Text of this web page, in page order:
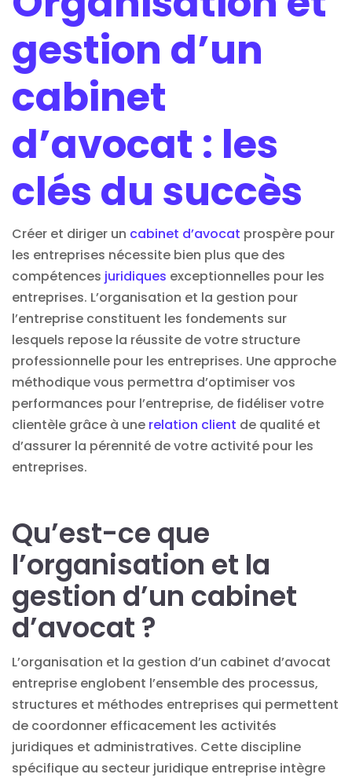
gestion d’un
cabinet
d’avocat : les
clés du succès
Créer et diriger un cabinet d’avocat prospère pour
les entreprises nécessite bien plus que des
compétences juridiques exceptionnelles pour les
entreprises. L’organisation et la gestion pour
l’entreprise constituent les fondements sur
lesquels repose la réussite de votre structure
professionnelle pour les entreprises. Une approche
méthodique vous permettra d’optimiser vos
performances pour l’entreprise, de fidéliser votre
clientèle grâce à une relation client de qualité et
d’assurer la pérennité de votre activité pour les
entreprises.
Qu’est-ce que
l’organisation et la
gestion d’un cabinet
d’avocat ?
L’organisation et la gestion d’un cabinet d’avocat
entreprise englobent l’ensemble des processus,
structures et méthodes entreprises qui permettent
de coordonner efficacement les activités
juridiques et administratives. Cette discipline
spécifique au secteur juridique entreprise intègre